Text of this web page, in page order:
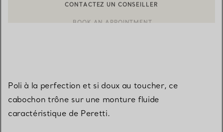
Poli à la perfection et si doux au toucher, ce
cabochon trône sur une monture fluide
caractéristique de Peretti.